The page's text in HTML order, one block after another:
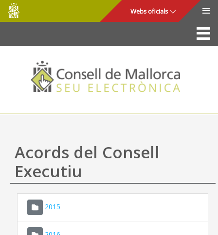
Salta al contingut principal
Consell
de
Mallorca
Webs oficials
La Seu
Consell de Mallorca
Accés i seguretat
Utilitats
Ajuda
Acords del Consell
Executiu
2015